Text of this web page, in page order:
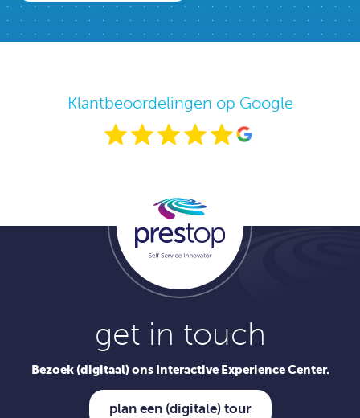
Klantbeoordelingen op Google
get in touch
Bezoek (digitaal) ons Interactive Experience Center.
plan een (digitale) tour